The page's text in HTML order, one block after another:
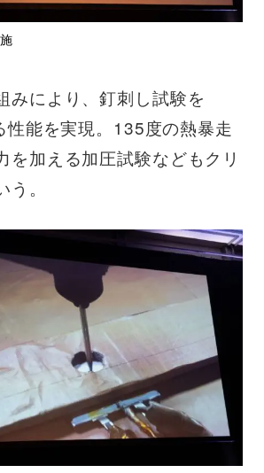
みにより、釘刺し試験を
性能を実現。135度の熱暴走
を加える加圧試験などもクリ
。